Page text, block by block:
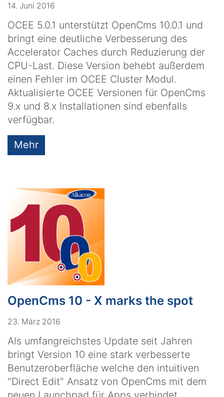
14. Juni 2016
OCEE 5.0.1 unterstützt OpenCms 10.0.1 und
bringt eine deutliche Verbesserung des
Accelerator Caches durch Reduzierung der
CPU-Last. Diese Version behebt außerdem
einen Fehler im OCEE Cluster Modul.
Aktualisierte OCEE Versionen für OpenCms
9.x und 8.x Installationen sind ebenfalls
verfügbar.
Mehr
OpenCms 10 - X marks the spot
23. März 2016
Als umfangreichstes Update seit Jahren
bringt Version 10 eine stark verbesserte
Benutzeroberfläche welche den intuitiven
"Direct Edit" Ansatz von OpenCms mit dem